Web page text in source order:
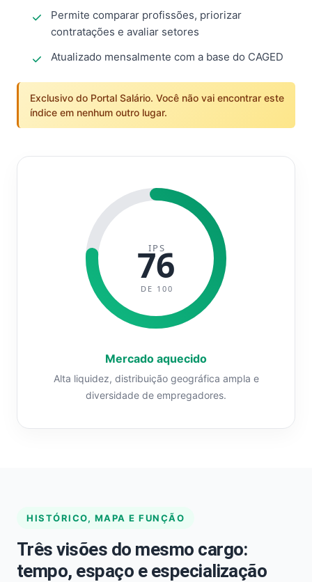
Permite comparar profissões, priorizar
contratações e avaliar setores
Atualizado mensalmente com a base do CAGED
Exclusivo do Portal Salário. Você não vai encontrar este
índice em nenhum outro lugar.
IPS
76
DE 100
Mercado aquecido
Alta liquidez, distribuição geográfica ampla e
diversidade de empregadores.
HISTÓRICO, MAPA E FUNÇÃO
Três visões do mesmo cargo:
tempo, espaço e especialização